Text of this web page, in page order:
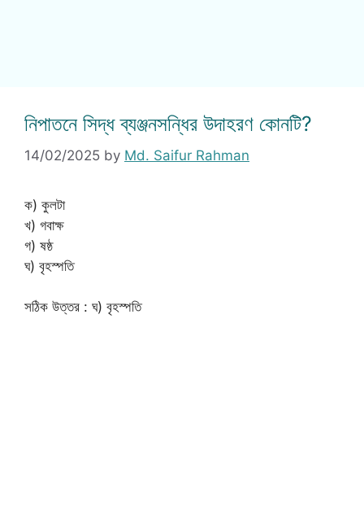
নিপাতনে সিদ্ধ ব্যঞ্জনসন্ধির উদাহরণ কোনটি?
14/02/2025 by Md. Saifur Rahman
ক) কুলটা
খ) গবাক্ষ
গ) ষষ্ঠ
ঘ) বৃহস্পতি
সঠিক উত্তর : ঘ) বৃহস্পতি